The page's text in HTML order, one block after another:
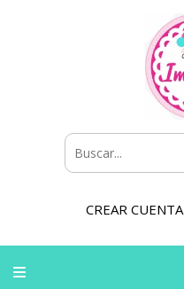
CREAR CUENTA